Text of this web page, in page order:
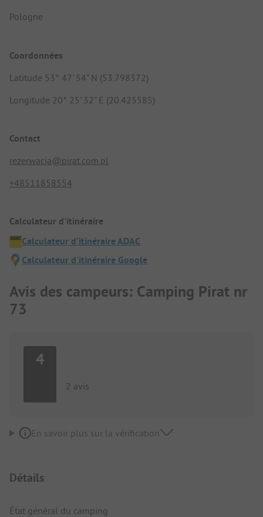
Pologne
Coordonnées
Latitude 53° 47' 54" N (53.798372)
Longitude 20° 25' 32" E (20.425585)
Contact
rezerwacja@pirat.com.pl
+48511858554
Calculateur d'itinéraire
Calculateur d'itinéraire ADAC
Calculateur d'itinéraire Google
Avis des campeurs: Camping Pirat nr
73
4
2 avis
En savoir plus sur la vérification
Détails
État général du camping